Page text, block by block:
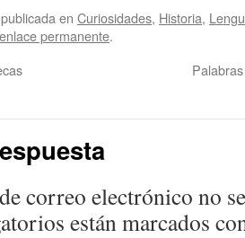
en Curiosidades, Historia,
enlace permanente.
correo electrónico no
están marcados